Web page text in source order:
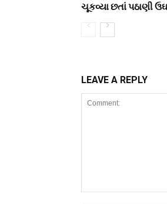
ચૂકવ્યા છતાં પઠાણી
LEAVE A REPLY